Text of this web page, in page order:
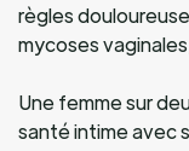
règles
mycoses
Une femme sur
santé intime avec